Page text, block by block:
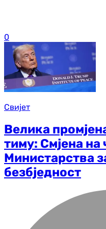
0
Свијет
Велика
тиму: Смјена на
Министарства
безбједност